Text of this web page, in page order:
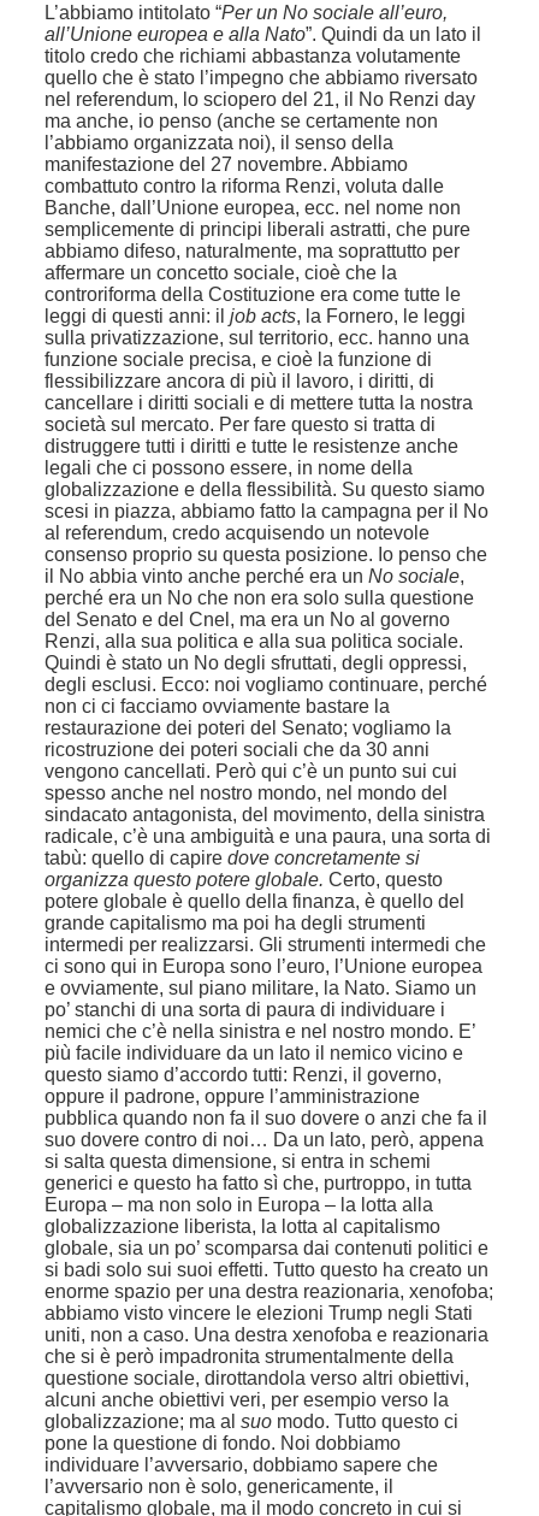
L’abbiamo intitolato “Per un No sociale all’euro,
all’Unione europea e alla Nato”. Quindi da un lato il
titolo credo che richiami abbastanza volutamente
quello che è stato l’impegno che abbiamo riversato
nel referendum, lo sciopero del 21, il No Renzi day
ma anche, io penso (anche se certamente non
l’abbiamo organizzata noi), il senso della
manifestazione del 27 novembre. Abbiamo
combattuto contro la riforma Renzi, voluta dalle
Banche, dall’Unione europea, ecc. nel nome non
semplicemente di principi liberali astratti, che pure
abbiamo difeso, naturalmente, ma soprattutto per
affermare un concetto sociale, cioè che la
controriforma della Costituzione era come tutte le
leggi di questi anni: iljob acts, la Fornero, le leggi
sulla privatizzazione, sul territorio, ecc. hanno una
funzione sociale precisa, e cioè la funzione di
flessibilizzare ancora di più il lavoro, i diritti, di
cancellare i diritti sociali e di mettere tutta la nostra
società sul mercato. Per fare questo si tratta di
distruggere tutti i diritti e tutte le resistenze anche
legali che ci possono essere, in nome della
globalizzazione e della flessibilità. Su questo siamo
scesi in piazza, abbiamo fatto la campagna per il No
al referendum, credo acquisendo un notevole
consenso proprio su questa posizione. Io penso che
il No abbia vinto anche perché era un No sociale,
perché era un No che non era solo sulla questione
del Senato e del Cnel, ma era un No al governo
Renzi, alla sua politica e alla sua politica sociale.
Quindi è stato un No degli sfruttati, degli oppressi,
degli esclusi. Ecco: noi vogliamo continuare, perché
non ci ci facciamo ovviamente bastare la
restaurazione dei poteri del Senato; vogliamo la
ricostruzione dei poteri sociali che da 30 anni
vengono cancellati. Però qui c’è un punto sui cui
spesso anche nel nostro mondo, nel mondo del
sindacato antagonista, del movimento, della sinistra
radicale, c’è una ambiguità e una paura, una sorta di
tabù: quello di capiredove concretamente si
organizza questo potere globale. Certo, questo
potere globale è quello della finanza, è quello del
grande capitalismo ma poi ha degli strumenti
intermedi per realizzarsi. Gli strumenti intermedi che
ci sono qui in Europa sono l’euro, l’Unione europea
e ovviamente, sul piano militare, la Nato. Siamo un
po’ stanchi di una sorta di paura di individuare i
nemici che c’è nella sinistra e nel nostro mondo. E’
più facile individuare da un lato il nemico vicino e
questo siamo d’accordo tutti: Renzi, il governo,
oppure il padrone, oppure l’amministrazione
pubblica quando non fa il suo dovere o anzi che fa il
suo dovere contro di noi… Da un lato, però, appena
si salta questa dimensione, si entra in schemi
generici e questo ha fatto sì che, purtroppo, in tutta
Europa – ma non solo in Europa – la lotta alla
globalizzazione liberista, la lotta al capitalismo
globale, sia un po’ scomparsa dai contenuti politici e
si badi solo sui suoi effetti. Tutto questo ha creato un
enorme spazio per una destra reazionaria, xenofoba;
abbiamo visto vincere le elezioni Trump negli Stati
uniti, non a caso. Una destra xenofoba e reazionaria
che si è però impadronita strumentalmente della
questione sociale, dirottandola verso altri obiettivi,
alcuni anche obiettivi veri, per esempio verso la
globalizzazione; ma al suo modo. Tutto questo ci
pone la questione di fondo. Noi dobbiamo
individuare l’avversario, dobbiamo sapere che
l’avversario non è solo, genericamente, il
capitalismo globale, ma il modo concreto in cui si